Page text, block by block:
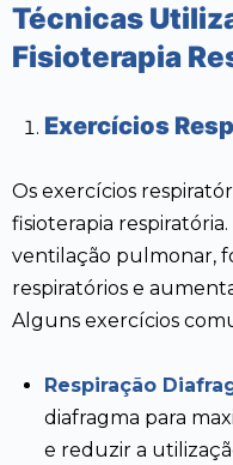
Técnicas
Fisioterapia
Exercícios
Os exercícios
fisioterapia
ventilação pulmonar,
respiratórios e
Alguns exercícios
Respiração
diafragma para
e reduzir a